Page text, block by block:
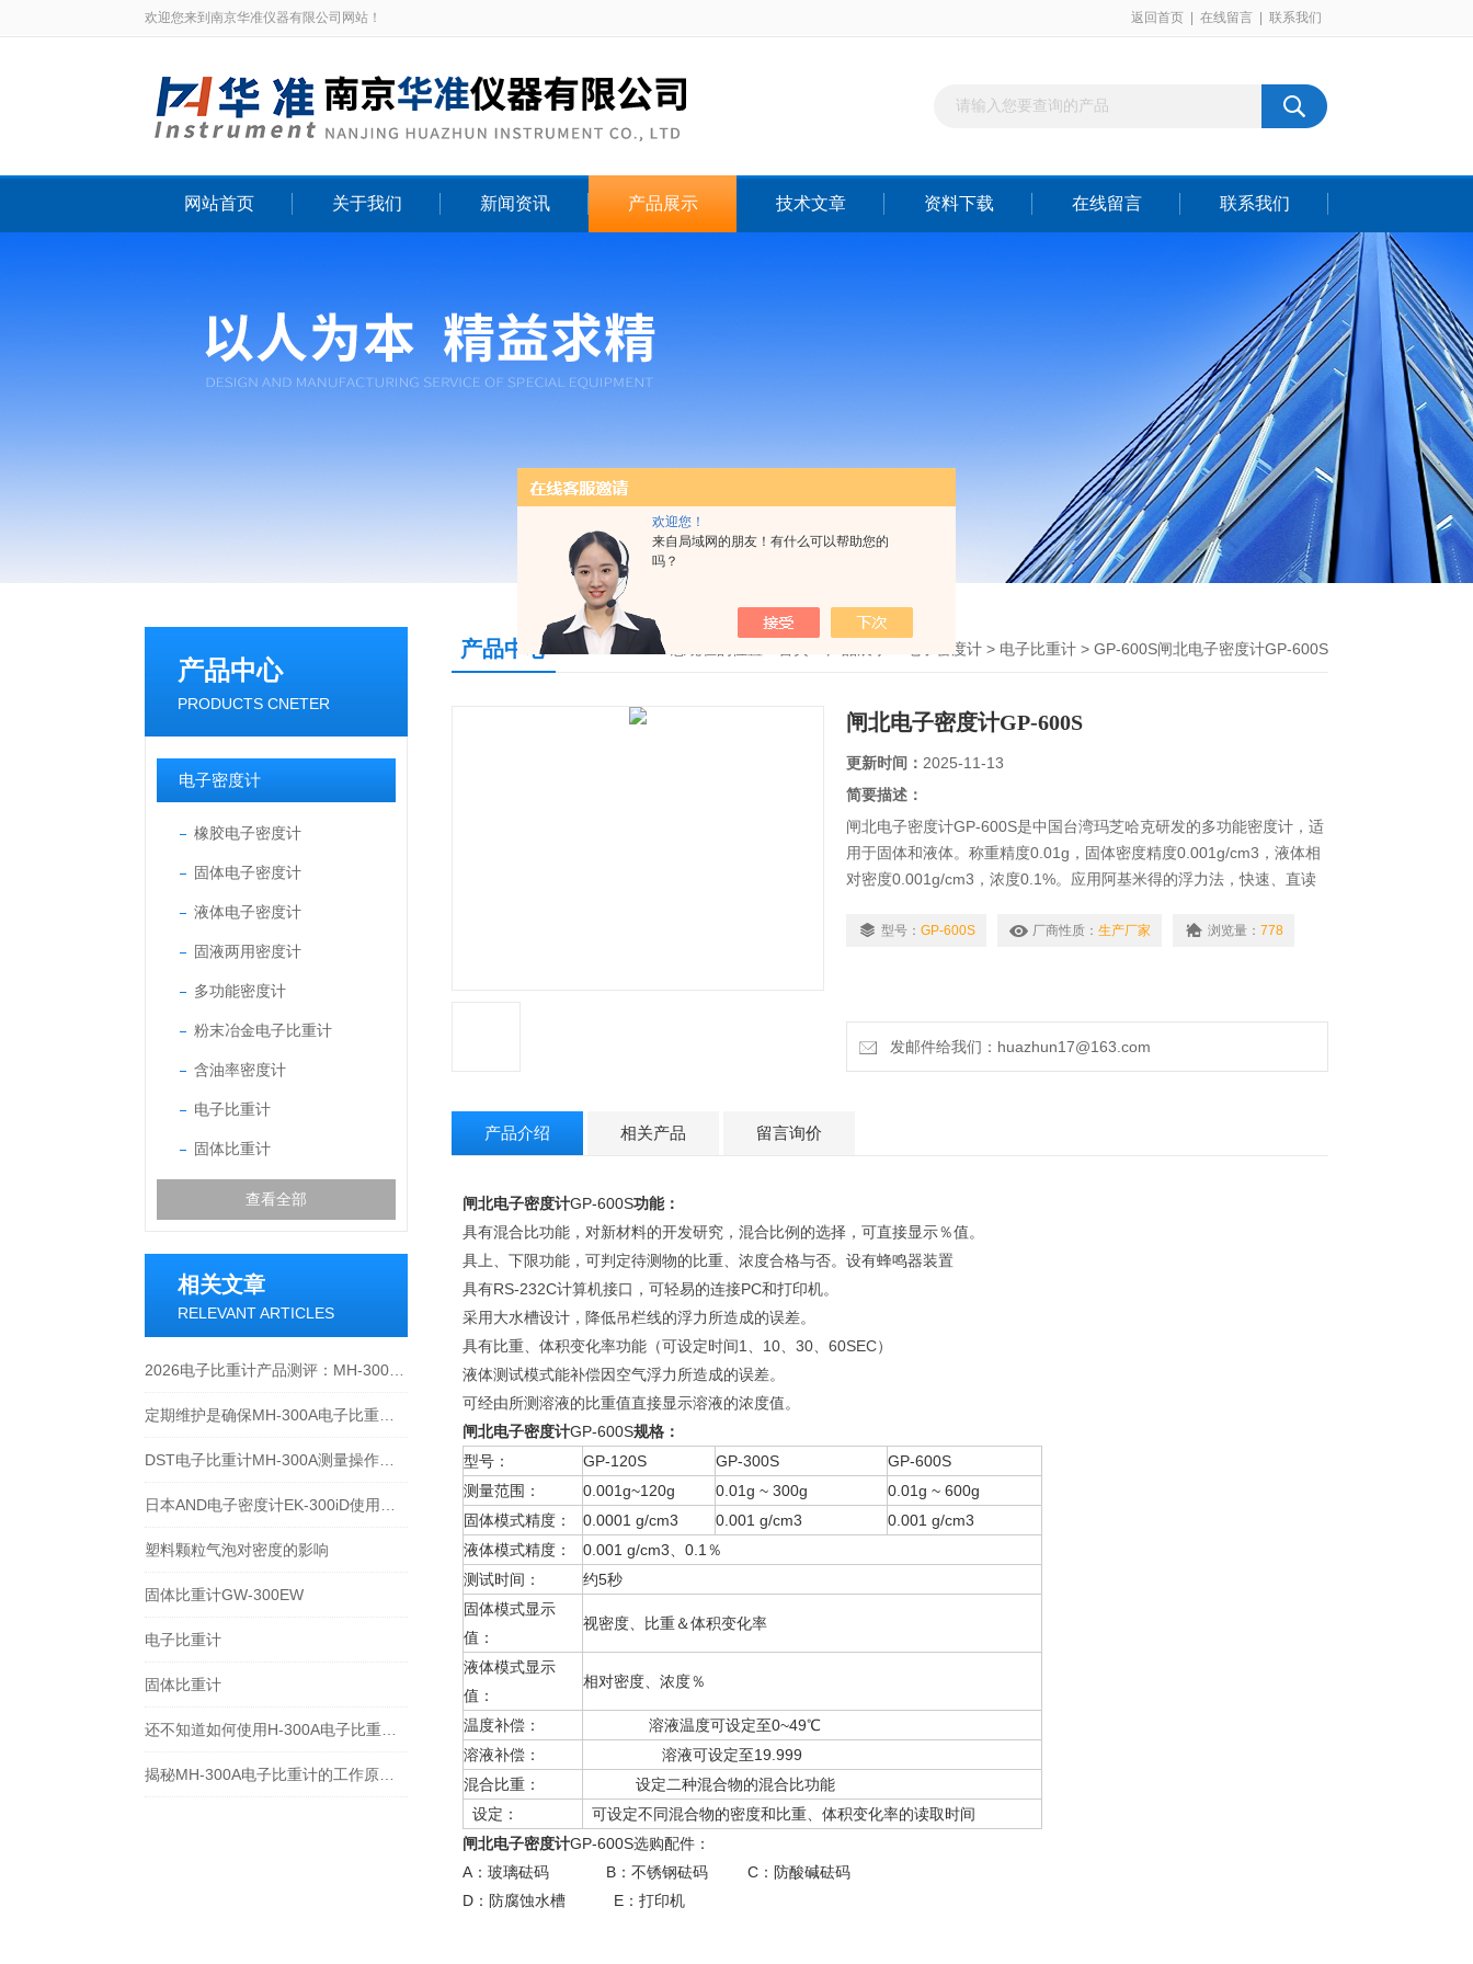
欢迎您！
来自局域网的朋友！有什么可以帮助您的
吗？
欢迎您来到南京华准仪器有限公司网站！ 返回首页 在线留言 联系我们
网站首页 关于我们 新闻资讯 产品展示 技术文章 资料下载 在线留言 联系我们
产品中心
PRODUCTS CNETER
电子密度计
橡胶电子密度计
固体电子密度计
液体电子密度计
固液两用密度计
多功能密度计
粉末冶金电子比重计
含油率密度计
电子比重计
固体比重计
查看全部
相关文章
RELEVANT ARTICLES
塑料颗粒气泡对密度的影响
固体比重计GW-300EW
电子比重计
固体比重计
产品中心 电子密度计 > 电子比重计 > GP-600S闸北电子密度计GP-600S
闸北电子密度计GP-600S
更新时间： 2025-11-13
简要描述：
闸北电子密度计GP-600S是中国台湾玛芝哈克研发的多功能密度计，适
用于固体和液体。称重精度0.01g，固体密度精度0.001g/cm3，液体相
对密度0.001g/cm3，浓度0.1%。应用阿基米得的浮力法，快速、直读
率 液体：相对密度、浓度。
型号： GP-600S 厂商性质： 生产厂家 浏览量： 778
发邮件给我们：huazhun17@163.com
产品介绍 相关产品 留言询价
闸北电子密度计GP-600S功能：
具有混合比功能，对新材料的开发研究，混合比例的选择，可直接显示％值。
具上、下限功能，可判定待测物的比重、浓度合格与否。设有蜂鸣器装置
具有RS-232C计算机接口，可轻易的连接PC和打印机。
采用大水槽设计，降低吊栏线的浮力所造成的误差。
具有比重、体积变化率功能（可设定时间1、10、30、60SEC）
液体测试模式能补偿因空气浮力所造成的误差。
可经由所测溶液的比重值直接显示溶液的浓度值。
闸北电子密度计GP-600S规格：
型号：
GP-120S GP-300S
GP-600S
测量范围：
0.001g~120g 0.01g ~ 300g
0.01g ~ 600g
固体模式精度：
0.0001 g/cm3 0.001 g/cm3
0.001 g/cm3
液体模式精度：
0.001 g/cm3、0.1％
测试时间：
约5秒
固体模式显示
值：
视密度、比重＆体积变化率
液体模式显示
值：
相对密度、浓度％
温度补偿：
溶液温度可设定至0~49℃
溶液补偿：
溶液可设定至19.999
混合比重：
设定二种混合物的混合比功能
设定：
可设定不同混合物的密度和比重、体积变化率的读取时间
闸北电子密度计GP-600S选购配件：
A：玻璃砝码 B：不锈钢砝码 C：防酸碱砝码
D：防腐蚀水槽 E：打印机